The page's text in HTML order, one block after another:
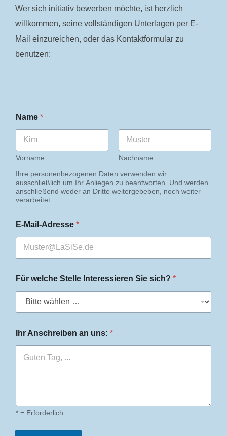
Wer sich initiativ bewerben möchte, ist herzlich
willkommen, seine vollständigen Unterlagen per E-
Mail einzureichen, oder das Kontaktformular zu
benutzen:
h
r
t
r
e
s
e
m
e
Name *
Vorname
Nachname
Ihre personenbezogenen Daten verwenden wir
ausschließlich um Ihr Anliegen zu beantworten. Und werden
anschließend weder an Dritte weitergebeben, noch weiter
verarbeitet.
E-Mail-Adresse *
Für welche Stelle Interessieren Sie sich? *
Ihr Anschreiben an uns: *
* = Erforderlich